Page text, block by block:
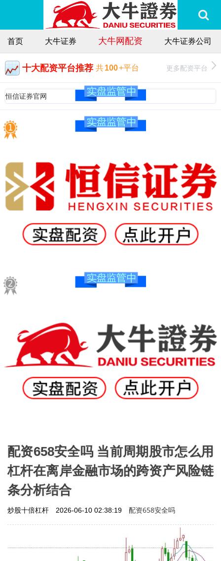
首页 大牛证券 大牛网配资 大牛证券公司
十大配资平台推荐 共100+平台 更多配资平台
恒信证券官网
配资658安全吗 当前周期股市怎么用
杠杆在离岸金融市场的跨资产风险链
条分析结合
炒股十倍杠杆 2026-06-10 02:38:19 配资658安全吗